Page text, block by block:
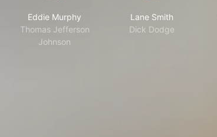
Eddie Murphy
Thomas Jefferson
Johnson
Lane Smith
Dick Dodge